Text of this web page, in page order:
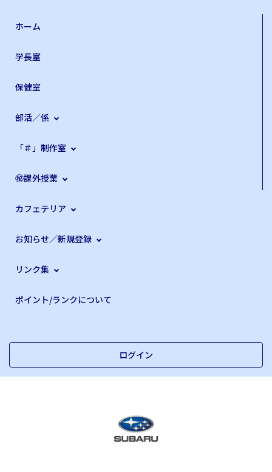
ホーム
学長室
保健室
部活／係
「＃」制作室
㊙課外授業
カフェテリア
お知らせ／新規登録
リンク集
ポイント/ランクについて
ログイン